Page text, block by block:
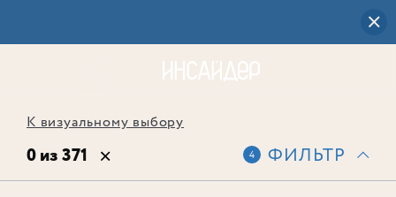
К визуальному выбору
0 из 371 4 ФИЛЬТР